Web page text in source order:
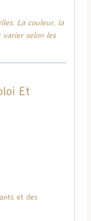
La couleur, la
selon les
Et
et des